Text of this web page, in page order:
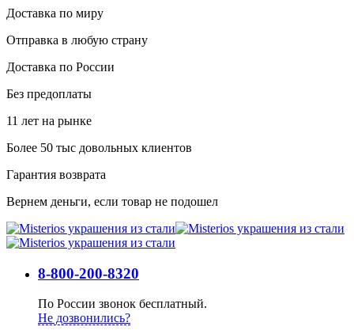
Доставка по миру
Отправка в любую страну
Доставка по России
Без предоплаты
11 лет на рынке
Более 50 тыс довольных клиентов
Гарантия возврата
Вернем деньги, если товар не подошел
8-800-200-8320
По России звонок бесплатный.
Не дозвонились?